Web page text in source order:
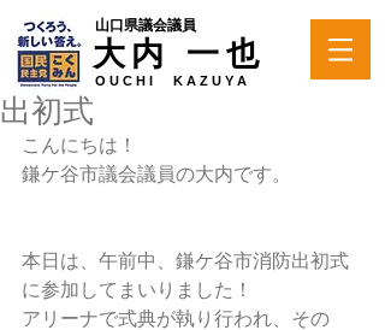
O U C H I K A Z U Y A
山口県議会議員
大内 一也
出初式
こんにちは！
鎌ケ谷市議会議員の大内です。
本日は、午前中、鎌ケ谷市消防出初式
に参加してまいりました！
アリーナで式典が執り行われ、その